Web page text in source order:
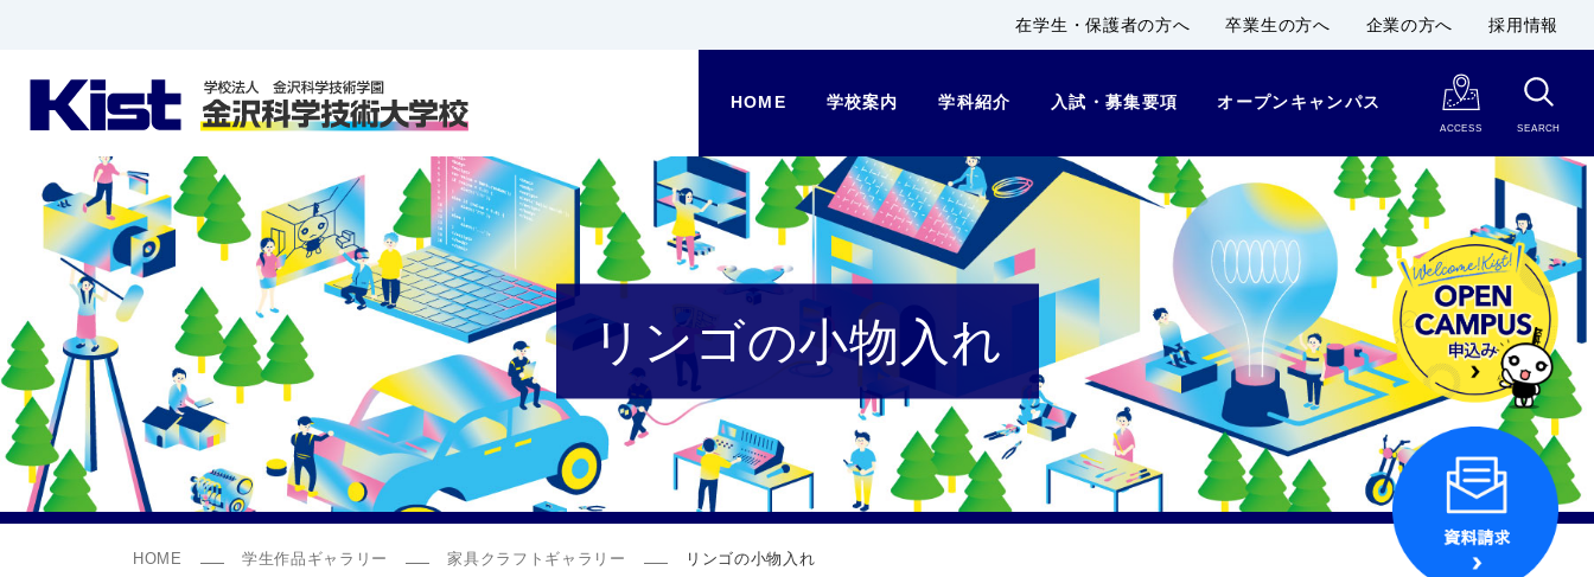
在学生・保護者の方へ 卒業生の方へ 企業の方へ 採用情報
HOME 学校案内 学科紹介 入試・募集要項 オープンキャンパス
ACCESS SEARCH
リンゴの小物入れ
HOME 学生作品ギャラリー 家具クラフトギャラリー リンゴの小物入れ